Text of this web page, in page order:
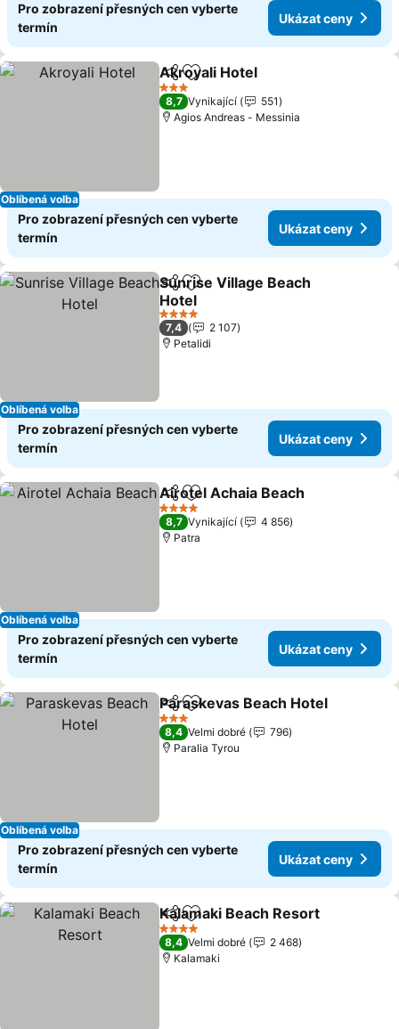
Pro zobrazení přesných cen vyberte
termín
Ukázat ceny
Oblíbená volba
SdíletPřidat na seznam oblíbených
Akroyali Hotel
3 Počet hvězdiček
8,7 Vynikající
551
Agios Andreas - Messinia
Pro zobrazení přesných cen vyberte
termín
Ukázat ceny
Oblíbená volba
SdíletPřidat na seznam oblíbených
Sunrise Village Beach
Hotel
4 Počet hvězdiček
7,4
2 107
Petalidi
Pro zobrazení přesných cen vyberte
termín
Ukázat ceny
Oblíbená volba
SdíletPřidat na seznam oblíbených
Airotel Achaia Beach
4 Počet hvězdiček
8,7 Vynikající
4 856
Patra
Pro zobrazení přesných cen vyberte
termín
Ukázat ceny
Oblíbená volba
SdíletPřidat na seznam oblíbených
Paraskevas Beach Hotel
3 Počet hvězdiček
8,4 Velmi dobré
796
Paralia Tyrou
Pro zobrazení přesných cen vyberte
termín
Ukázat ceny
SdíletPřidat na seznam oblíbených
Kalamaki Beach Resort
4 Počet hvězdiček
8,4 Velmi dobré
2 468
Kalamaki